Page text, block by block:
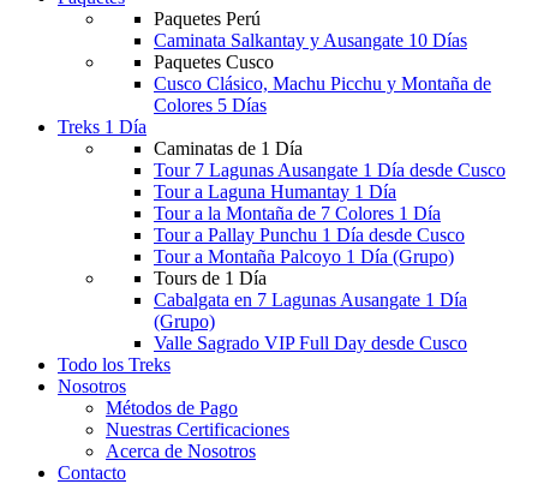
Paquetes Perú
Caminata Salkantay y Ausangate 10 Días
Paquetes Cusco
Cusco Clásico, Machu Picchu y Montaña de
Colores 5 Días
Treks 1 Día
Caminatas de 1 Día
Tour 7 Lagunas Ausangate 1 Día desde Cusco
Tour a Laguna Humantay 1 Día
Tour a la Montaña de 7 Colores 1 Día
Tour a Pallay Punchu 1 Día desde Cusco
Tour a Montaña Palcoyo 1 Día (Grupo)
Tours de 1 Día
Cabalgata en 7 Lagunas Ausangate 1 Día
(Grupo)
Valle Sagrado VIP Full Day desde Cusco
Todo los Treks
Nosotros
Métodos de Pago
Nuestras Certificaciones
Acerca de Nosotros
Contacto